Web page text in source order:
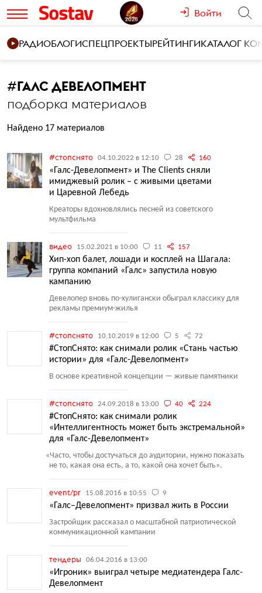
Войти
РАДИОБЛОГИСПЕЦПРОЕКТЫРЕЙТИНГИКАТАЛОГ
#ГАЛС ДЕВЕЛОПМЕНТ
подборка материалов
Найдено 17 материалов
#стопснято 04.10.2022 в 12:10 28 160
«Галс-Девелопмент» и The Clients сняли
имиджевый ролик – с живыми цветами
и Царевной Лебедь
Креаторы вдохновлялись песней из советского
мультфильма
видео 15.02.2021 в 10:00 11 157
Хип-хоп балет, лошади и косплей на Шагала:
группа компаний «Галс» запустила новую
кампанию
Девелопер вновь по-хулигански обыграл классику для
рекламы премиум-жилья
#стопснято 10.10.2019 в 12:00 5 72
#СтопСнято: как снимали ролик «Стань частью
истории» для «Галс-Девелопмент»
В основе креативной концепции — живые памятники
#стопснято 24.09.2018 в 13:00 40 224
#СтопСнято: как снимали ролик
«Интеллигентность может быть экстремальной»
для «Галс-Девелопмент»
«Часто, чтобы достучаться до аудитории, нужно показать
не то, какая она есть, а то, какой она хочет быть».
event/pr 15.08.2016 в 10:55 9
«Галс–Девелопмент» призвал жить в России
Застройщик рассказал о масштабной патриотической
коммуникационной кампании
тендеры 06.04.2016 в 13:00
«Игроник» выиграл четыре медиатендера Галс-
Девелопмент